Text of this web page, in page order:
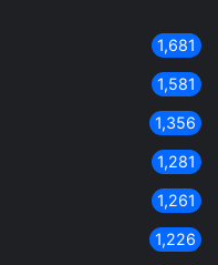
1,681
1,581
1,356
1,281
1,261
1,226